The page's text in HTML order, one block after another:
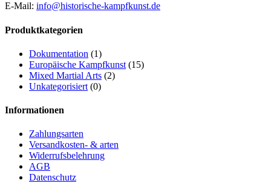
E-Mail: info@historische-kampfkunst.de
Produktkategorien
Dokumentation (1)
Europäische Kampfkunst (15)
Mixed Martial Arts (2)
Unkategorisiert (0)
Informationen
Zahlungsarten
Versandkosten- & arten
Widerrufsbelehrung
AGB
Datenschutz